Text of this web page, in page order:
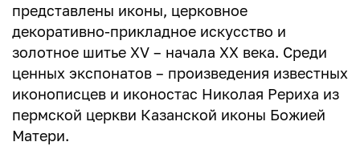
представлены иконы, церковное
декоративно-прикладное искусство и
золотное шитье XV – начала XX века. Среди
ценных экспонатов – произведения известных
иконописцев и иконостас Николая Рериха из
пермской церкви Казанской иконы Божией
Матери.